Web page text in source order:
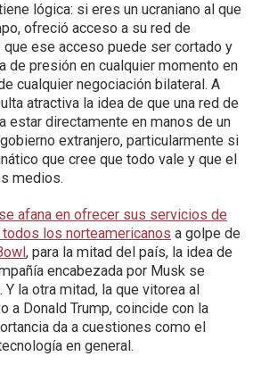
lógica: si eres un ucraniano al que
ofreció acceso a su red de
ese acceso puede ser cortado y
de presión en cualquier momento en
cualquier negociación bilateral. A
atractiva la idea de que una red de
estar directamente en manos de un
extranjero, particularmente si
que cree que todo vale y que el
medios.
afana en ofrecer sus servicios de
los norteamericanos a golpe de
, para la mitad del país, la idea de
encabezada por Musk se
la otra mitad, la que vitorea al
a Donald Trump, coincide con la
da a cuestiones como el
en general.